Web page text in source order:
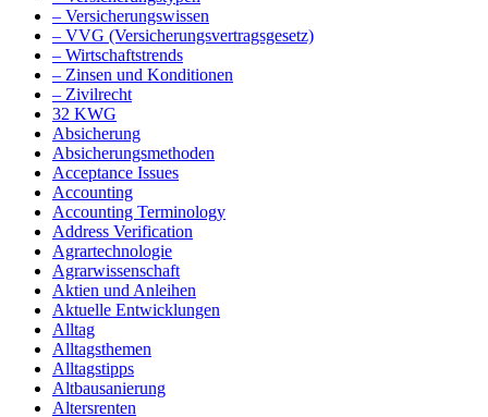
– Versicherungswissen
– VVG (Versicherungsvertragsgesetz)
– Wirtschaftstrends
– Zinsen und Konditionen
– Zivilrecht
32 KWG
Absicherung
Absicherungsmethoden
Acceptance Issues
Accounting
Accounting Terminology
Address Verification
Agrartechnologie
Agrarwissenschaft
Aktien und Anleihen
Aktuelle Entwicklungen
Alltag
Alltagsthemen
Alltagstipps
Altbausanierung
Altersrenten